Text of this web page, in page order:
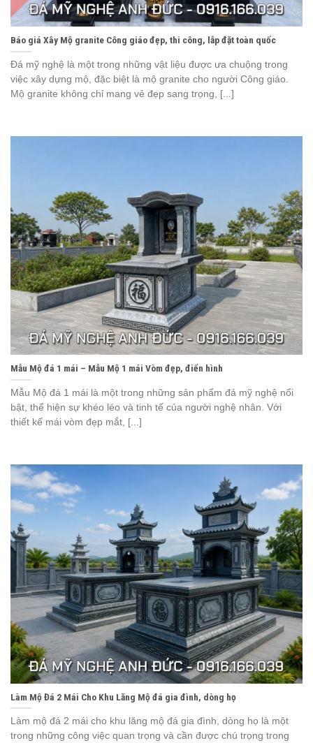
Báo giá Xây Mộ granite Công giáo đẹp, thi công, lắp đặt toàn quốc
Đá mỹ nghệ là một trong những vật liệu được ưa chuộng trong
việc xây dựng mộ, đặc biệt là mộ granite cho người Công giáo.
Mộ granite không chỉ mang vẻ đẹp sang trọng, [...]
Mẫu Mộ đá 1 mái – Mẫu Mộ 1 mái Vòm đẹp, điển hình
Mẫu Mộ đá 1 mái là một trong những sản phẩm đá mỹ nghệ nổi
bật, thể hiện sự khéo léo và tinh tế của người nghệ nhân. Với
thiết kế mái vòm đẹp mắt, [...]
Làm Mộ Đá 2 Mái Cho Khu Lăng Mộ đá gia đình, dòng họ
Làm mộ đá 2 mái cho khu lăng mộ đá gia đình, dòng họ là một
trong những công việc quan trọng và cần được chú trọng trong